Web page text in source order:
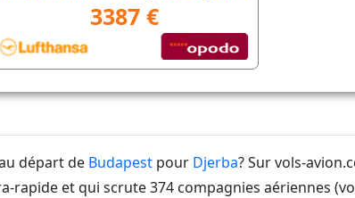
3387 €
départ de Budapest pour Djerba? Sur vols-
et qui scrute 374 compagnies aériennes